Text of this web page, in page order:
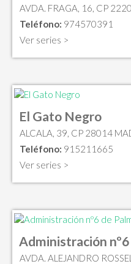
AVDA. FRAGA, 16, CP
Teléfono: 974570391
Ver series >
El Gato Negro
ALCALA, 39, CP 28014
Teléfono: 915211665
Ver series >
Administración
AVDA. ALEJANDRO